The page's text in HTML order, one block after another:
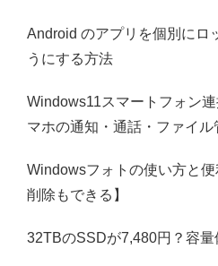
Android のアプリを個別にロ
うにする方法
Windows11スマートフォン
マホの通知・通話・ファイル
Windowsフォトの使い方と
削除もできる】
32TBのSSDが7,480円？容